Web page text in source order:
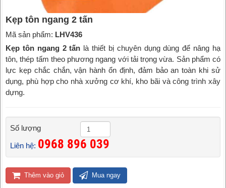
Kẹp tôn ngang 2 tấn
Mã sản phẩm: LHV436
Kẹp tôn ngang 2 tấn là thiết bị chuyên dụng dùng để nâng hạ
tôn, thép tấm theo phương ngang với tải trọng vừa. Sản phẩm có
lực kẹp chắc chắn, vận hành ổn định, đảm bảo an toàn khi sử
dụng, phù hợp cho nhà xưởng cơ khí, kho bãi và công trình xây
dựng.
Số lượng
Liên hệ: 0968 896 039
Thêm vào giỏ Mua ngay